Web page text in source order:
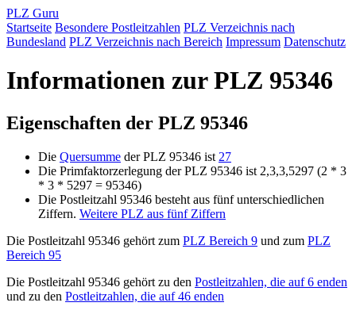
PLZ Guru
Startseite Besondere Postleitzahlen PLZ Verzeichnis nach
Bundesland PLZ Verzeichnis nach Bereich Impressum Datenschutz
Informationen zur PLZ 95346
Eigenschaften der PLZ 95346
Die Quersumme der PLZ 95346 ist 27
Die Primfaktorzerlegung der PLZ 95346 ist 2,3,3,5297 (2 * 3
* 3 * 5297 = 95346)
Die Postleitzahl 95346 besteht aus fünf unterschiedlichen
Ziffern. Weitere PLZ aus fünf Ziffern
Die Postleitzahl 95346 gehört zum PLZ Bereich 9 und zum PLZ
Bereich 95
Die Postleitzahl 95346 gehört zu den Postleitzahlen, die auf 6 enden
und zu den Postleitzahlen, die auf 46 enden